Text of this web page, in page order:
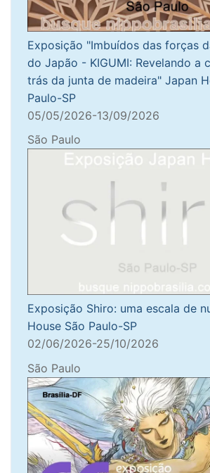
Exposição "Imbuídos das forças
do Japão - KIGUMI: Revelando a
trás da junta de madeira" Japan
Paulo-SP
05/05/2026-13/09/2026
São Paulo
Exposição Shiro: uma escala de
House São Paulo-SP
02/06/2026-25/10/2026
São Paulo